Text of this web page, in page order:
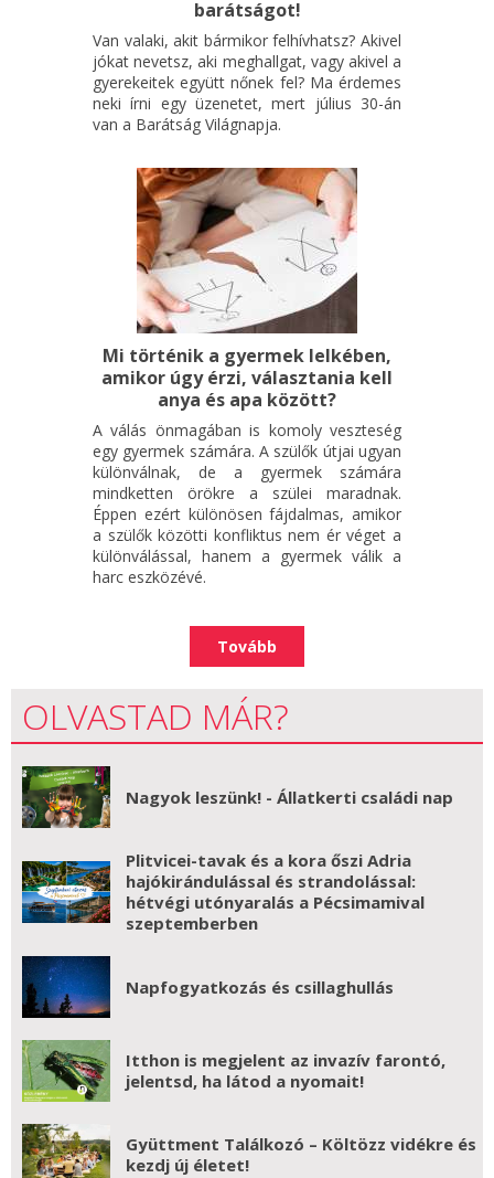
barátságot!
Van valaki, akit bármikor felhívhatsz? Akivel
jókat nevetsz, aki meghallgat, vagy akivel a
gyerekeitek együtt nőnek fel? Ma érdemes
neki írni egy üzenetet, mert július 30-án
van a Barátság Világnapja.
Mi történik a gyermek lelkében,
amikor úgy érzi, választania kell
anya és apa között?
A válás önmagában is komoly veszteség
egy gyermek számára. A szülők útjai ugyan
különválnak, de a gyermek számára
mindketten örökre a szülei maradnak.
Éppen ezért különösen fájdalmas, amikor
a szülők közötti konfliktus nem ér véget a
különválással, hanem a gyermek válik a
harc eszközévé.
Tovább
OLVASTAD MÁR?
Nagyok leszünk! - Állatkerti családi nap
Plitvicei-tavak és a kora őszi Adria
hajókirándulással és strandolással:
hétvégi utónyaralás a Pécsimamival
szeptemberben
Napfogyatkozás és csillaghullás
Itthon is megjelent az invazív farontó,
jelentsd, ha látod a nyomait!
Gyüttment Találkozó – Költözz vidékre és
kezdj új életet!